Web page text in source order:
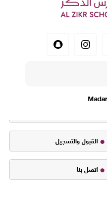
القبول والتسجيل
اتصل بنا